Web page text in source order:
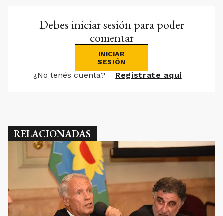
Debes iniciar sesión para poder
comentar
INICIAR
SESIÓN
¿No tenés cuenta? Registrate aquí
RELACIONADAS